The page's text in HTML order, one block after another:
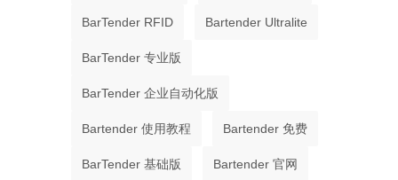
BarTender RFID Bartender Ultralite
BarTender 专业版
BarTender 企业自动化版
Bartender 使用教程 Bartender 免费
BarTender 基础版 Bartender 官网